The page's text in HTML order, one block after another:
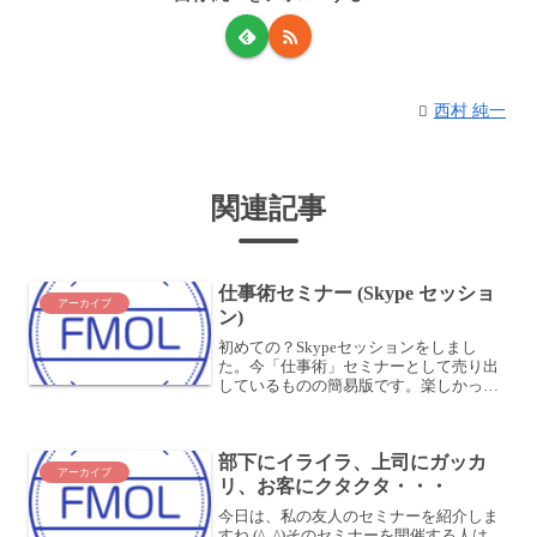
西村 純一
関連記事
アーカイブ
仕事術セミナー (Skype セッショ
ン)
初めての？Skypeセッションをしまし
た。今「仕事術」セミナーとして売り出
しているものの簡易版です。楽しかった
1回、1時...
アーカイブ
部下にイライラ、上司にガッカ
リ、お客にクタクタ・・・
今日は、私の友人のセミナーを紹介しま